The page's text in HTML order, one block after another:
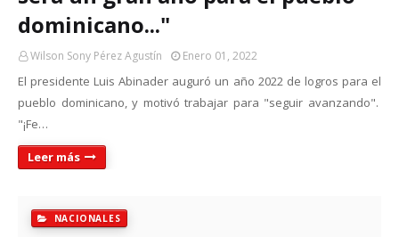
dominicano..."
Wilson Sony Pérez Agustín Enero 01, 2022
El presidente Luis Abinader auguró un año 2022 de logros para el
pueblo dominicano, y motivó trabajar para "seguir avanzando".
"¡Fe…
Leer más
NACIONALES